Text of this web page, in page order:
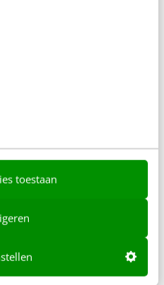
toestaan
watch?
met een karakter